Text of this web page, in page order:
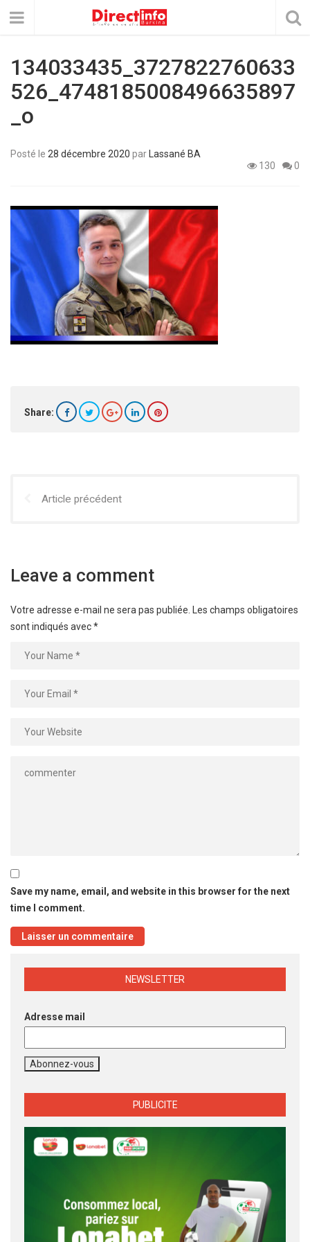
134033435_3727822760633
526_4748185008496635897
_o
Posté le 28 décembre 2020 par
Lassané BA
130
0
Share:
Article précédent
Leave a comment
Votre adresse e-mail ne sera pas publiée.
Les champs obligatoires
sont indiqués avec*
Save my name, email, and website in this browser for the next
time I comment.
NEWSLETTER
Adresse mail
PUBLICITE